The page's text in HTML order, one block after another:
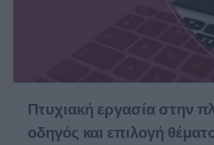
Πτυχιακή εργασία στην
οδηγός και επιλογή